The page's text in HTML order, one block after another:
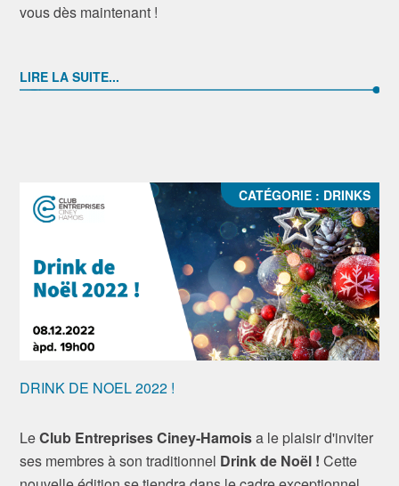
vous dès maintenant !
LIRE LA SUITE...
DRINK DE NOEL 2022 !
LeClub Entreprises Ciney-Hamoisa le plaisir d'inviter
ses membres à son traditionnel Drink de Noël ! Cette
CATÉGORIE : DRINKS